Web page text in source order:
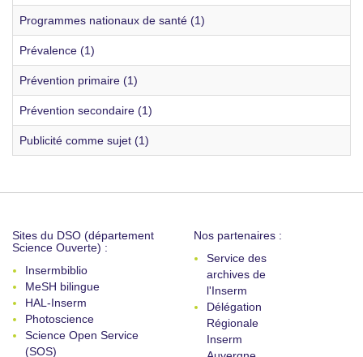
Programmes nationaux de santé (1)
Prévalence (1)
Prévention primaire (1)
Prévention secondaire (1)
Publicité comme sujet (1)
Sites du DSO (département
Science Ouverte) :
Insermbiblio
MeSH bilingue
HAL-Inserm
Photoscience
Science Open Service
(SOS)
Nos partenaires :
Service des
archives de
l'Inserm
Délégation
Régionale
Inserm